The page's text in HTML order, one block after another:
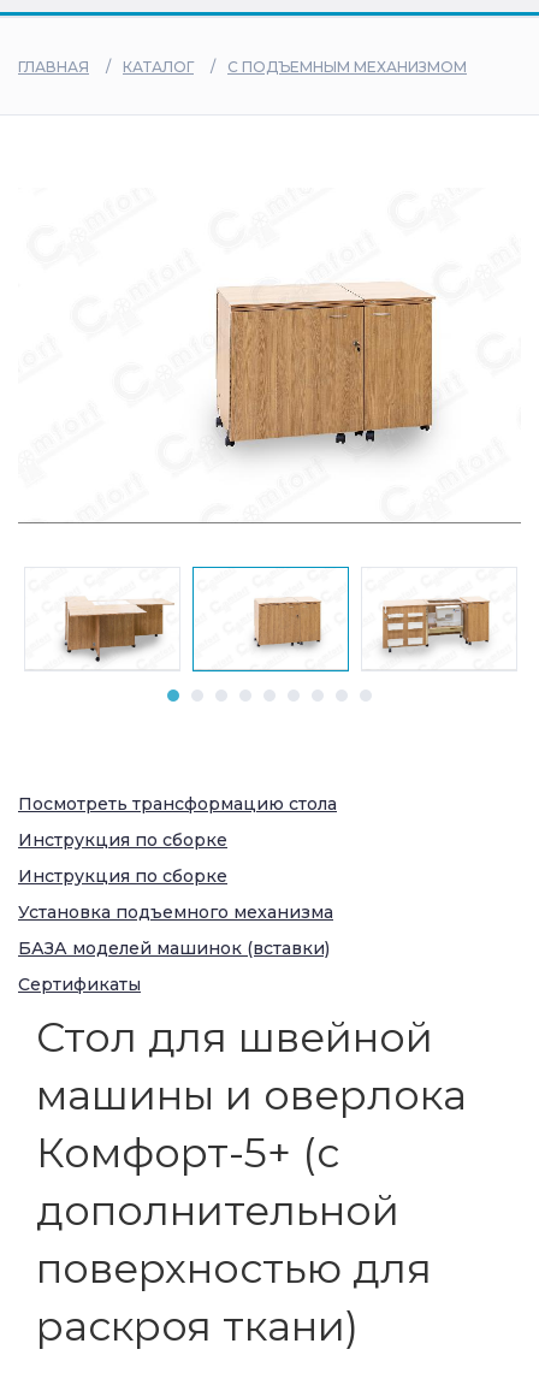
дилеры
ГЛАВНАЯ КАТАЛОГ С ПОДЪЕМНЫМ МЕХАНИЗМОМ
Посмотреть трансформацию стола
Инструкция по сборке
Инструкция по сборке
Установка подъемного механизма
БАЗА моделей машинок (вставки)
Сертификаты
Стол для швейной
машины и оверлока
Комфорт-5+ (с
дополнительной
поверхностью для
раскроя ткани)